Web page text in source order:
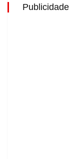
Publicidade